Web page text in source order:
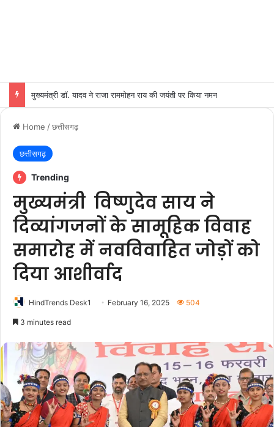
मुख्यमंत्री डॉ. यादव ने राजा राममोहन राय की जयंती पर किया नमन
Home /छत्तीसगढ़
छत्तीसगढ़
Trending
मुख्यमंत्री विष्णुदेव साय ने
दिव्यांगजनों के सामूहिक विवाह
समारोह में नवविवाहित जोड़ों को
दिया आशीर्वाद
HindTrends Desk1 February 16, 2025 504
3 minutes read